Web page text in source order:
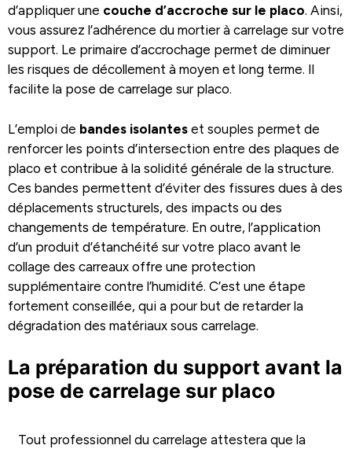
d’appliquer une couche d’accroche sur le placo. Ainsi,
vous assurez l’adhérence du mortier à carrelage sur votre
support. Le primaire d’accrochage permet de diminuer
les risques de décollement à moyen et long terme. Il
facilite la pose de carrelage sur placo.
L’emploi de bandes isolantes et souples permet de
renforcer les points d’intersection entre des plaques de
placo et contribue à la solidité générale de la structure.
Ces bandes permettent d’éviter des fissures dues à des
déplacements structurels, des impacts ou des
changements de température. En outre, l’application
d’un produit d’étanchéité sur votre placo avant le
collage des carreaux offre une protection
supplémentaire contre l’humidité. C’est une étape
fortement conseillée, qui a pour but de retarder la
dégradation des matériaux sous carrelage.
La préparation du support avant la
pose de carrelage sur placo
Tout professionnel du carrelage attestera que la